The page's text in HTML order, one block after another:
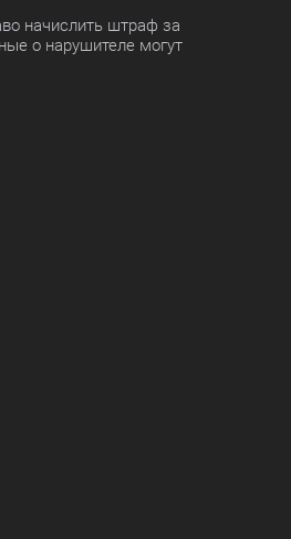
начислить штраф за
о нарушителе могут